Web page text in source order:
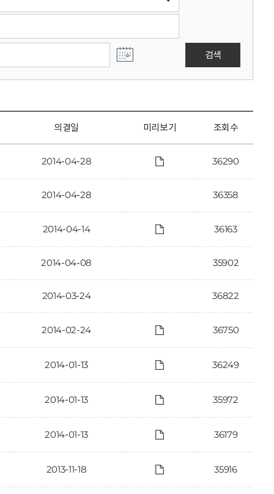
검색
의결일 미리보기 조회수
2014-04-28 36290
2014-04-28 36358
2014-04-14 36163
2014-04-08 35902
2014-03-24 36822
2014-02-24 36750
2014-01-13 36249
2014-01-13 35972
2014-01-13 36179
2013-11-18 35916